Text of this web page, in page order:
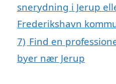
snerydning i Jerup
Frederikshavn
7) Find en
byer nær Jerup